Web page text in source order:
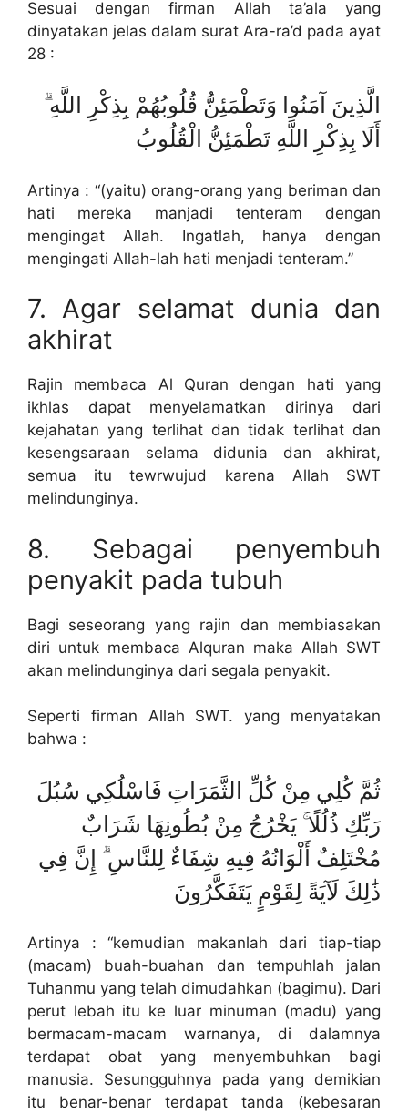
Sesuai dengan firman Allah ta’ala yang
dinyatakan jelas dalam surat Ara-ra’d pada ayat
28 :
الَّذِينَ آمَنُوا وَتَطْمَئِنُّ قُلُوبُهُمْ بِذِكْرِ اللَّهِ ۗ
أَلَا بِذِكْرِ اللَّهِ تَطْمَئِنُّ الْقُلُوبُ
Artinya : “(yaitu) orang-orang yang beriman dan
hati mereka manjadi tenteram dengan
mengingat Allah. Ingatlah, hanya dengan
mengingati Allah-lah hati menjadi tenteram.”
7. Agar selamat dunia dan
akhirat
Rajin membaca Al Quran dengan hati yang
ikhlas dapat menyelamatkan dirinya dari
kejahatan yang terlihat dan tidak terlihat dan
kesengsaraan selama didunia dan akhirat,
semua itu tewrwujud karena Allah SWT
melindunginya.
8. Sebagai penyembuh
penyakit pada tubuh
Bagi seseorang yang rajin dan membiasakan
diri untuk membaca Alquran maka Allah SWT
akan melindunginya dari segala penyakit.
Seperti firman Allah SWT. yang menyatakan
bahwa :
ثُمَّ كُلِي مِنْ كُلِّ الثَّمَرَاتِ فَاسْلُكِي سُبُلَ
رَبِّكِ ذُلُلًا ۚ يَخْرُجُ مِنْ بُطُونِهَا شَرَابٌ
مُخْتَلِفٌ أَلْوَانُهُ فِيهِ شِفَاءٌ لِلنَّاسِ ۗ إِنَّ فِي
ذَٰلِكَ لَآيَةً لِقَوْمٍ يَتَفَكَّرُونَ
Artinya : “kemudian makanlah dari tiap-tiap
(macam) buah-buahan dan tempuhlah jalan
Tuhanmu yang telah dimudahkan (bagimu). Dari
perut lebah itu ke luar minuman (madu) yang
bermacam-macam warnanya, di dalamnya
terdapat obat yang menyembuhkan bagi
manusia. Sesungguhnya pada yang demikian
itu benar-benar terdapat tanda (kebesaran